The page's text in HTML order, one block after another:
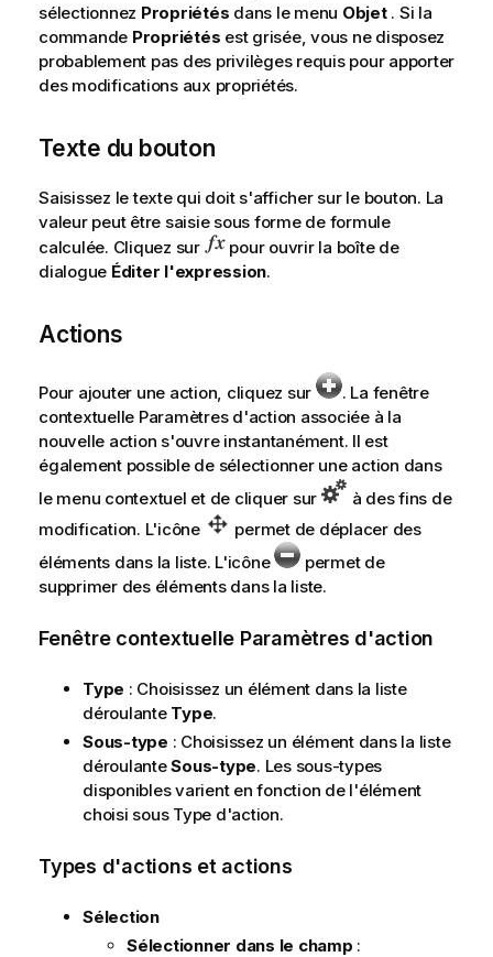
sélectionnez Propriétés dans le menu Objet. Si la
commande Propriétés est grisée, vous ne disposez
probablement pas des privilèges requis pour apporter
des modifications aux propriétés.
Texte du bouton
Saisissez le texte qui doit s'afficher sur le bouton. La
valeur peut être saisie sous forme de formule
calculée. Cliquez sur
pour ouvrir la boîte de
dialogue Éditer l'expression.
Actions
Pour ajouter une action, cliquez sur
. La fenêtre
contextuelle Paramètres d'action associée à la
nouvelle action s'ouvre instantanément. Il est
également possible de sélectionner une action dans
le menu contextuel et de cliquer sur
à des fins de
modification. L'icône
permet de déplacer des
éléments dans la liste. L'icône
permet de
supprimer des éléments dans la liste.
Fenêtre contextuelle Paramètres d'action
Type : Choisissez un élément dans la liste
déroulante Type.
Sous-type : Choisissez un élément dans la liste
déroulanteSous-type. Les sous-types
disponibles varient en fonction de l'élément
choisi sous Type d'action.
Types d'actions et actions
Sélection
Sélectionner dans le champ :